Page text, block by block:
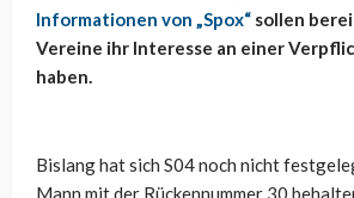
Informationen von „Spox“ sollen
Vereine ihr Interesse an einer
haben.
Bislang hat sich S04 noch nicht
Mann mit der Rückennummer 30